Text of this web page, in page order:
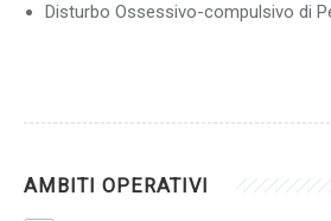
Disturbo Ossessivo-compulsivo di
AMBITI OPERATIVI